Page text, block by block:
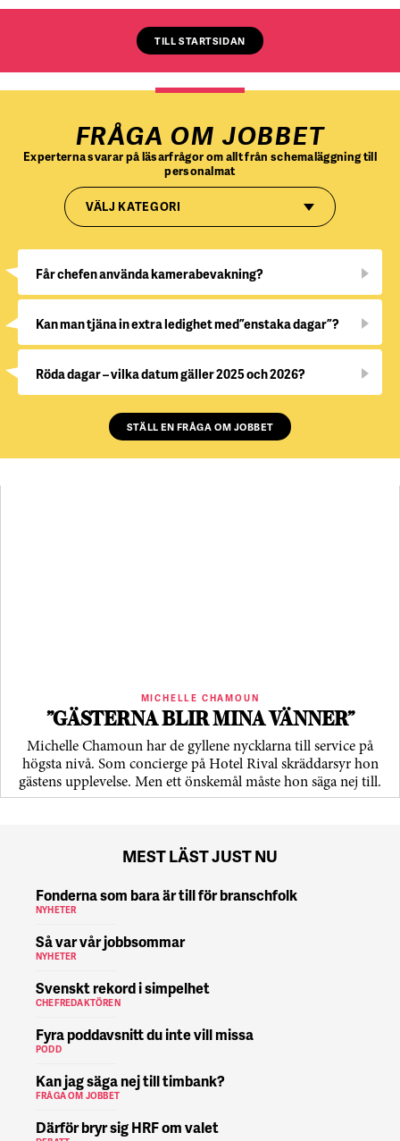
TILL STARTSIDAN
FRÅGA OM JOBBET
Experterna svarar på läsarfrågor om allt från schemaläggning till
personalmat
VÄLJ KATEGORI
Får chefen använda kamerabevakning?
Kan man tjäna in extra ledighet med ”enstaka dagar”?
Röda dagar – vilka datum gäller 2025 och 2026?
STÄLL EN FRÅGA OM JOBBET
MICHELLE CHAMOUN
”GÄSTERNA BLIR MINA VÄNNER”
Michelle Chamoun har de gyllene nycklarna till service på
högsta nivå. Som concierge på Hotel Rival skräddarsyr hon
gästens upp­levelse. Men ett önskemål måste hon säga nej till.
MEST LÄST JUST NU
Fonderna som bara är till för branschfolk
NYHETER
Så var vår jobbsommar
NYHETER
Svenskt rekord i simpelhet
CHEFREDAKTÖREN
Fyra poddavsnitt du inte vill missa
PODD
Kan jag säga nej till timbank?
FRÅGA OM JOBBET
Därför bryr sig HRF om valet